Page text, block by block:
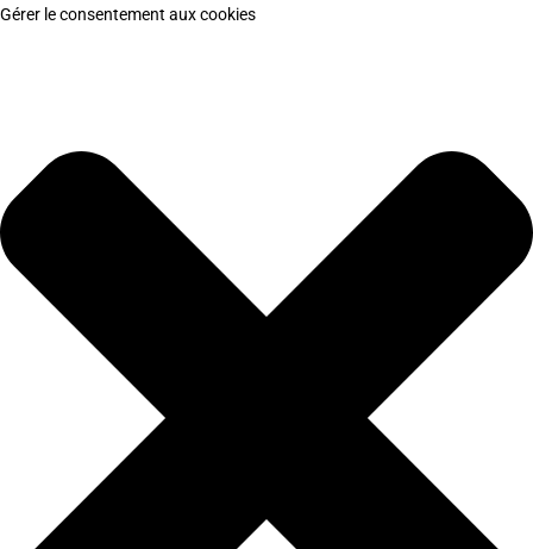
Gérer le consentement aux cookies